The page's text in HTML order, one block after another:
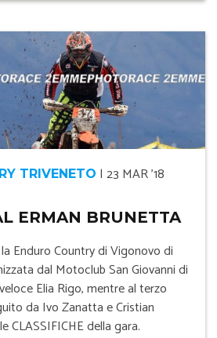
TRIVENETO | 23 MAR '18
ERMAN BRUNETTA
Enduro Country di Vigonovo di
dal Motoclub San Giovanni di
Elia Rigo, mentre al terzo
da Ivo Zanatta e Cristian
CLASSIFICHE della gara.